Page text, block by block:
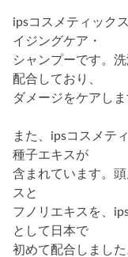
ipsコスメティック
イジングケア・
シャンプーです。
配合しており、
ダメージをケアしま
また、ipsコスメテ
種子エキスが
含まれています。
スと
フノリエキスを、
として日本で
初めて配合しました